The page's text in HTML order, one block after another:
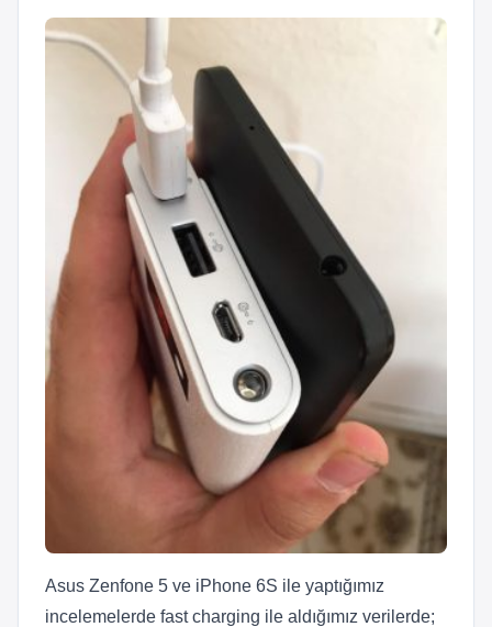
Asus Zenfone 5 ve iPhone 6S ile yaptığımız
incelemelerde fast charging ile aldığımız verilerde;